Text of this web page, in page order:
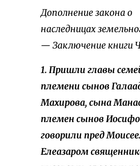
Дополнение закона о
наследницах
— Заключение книги
1. Пришли главы
племени сынов
Махирова, сына
племен сынов
говорили пред
Елеазаром